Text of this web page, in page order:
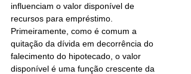
influenciam o valor disponível de
recursos para empréstimo.
Primeiramente, como é comum a
quitação da dívida em decorrência do
falecimento do hipotecado, o valor
disponível é uma função crescente da